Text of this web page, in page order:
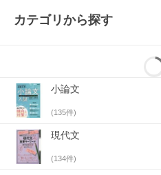
カテゴリから探す
小論文
(135件)
現代文
(134件)